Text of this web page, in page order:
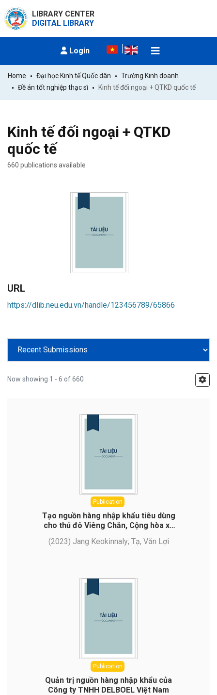
LIBRARY CENTER
DIGITAL LIBRARY
Login
Home Đại học Kinh tế Quốc dân
Trường Kinh doanh
Đề án tốt nghiệp thạc sĩ
Kinh tế đối ngoại + QTKD quốc tế
Kinh tế đối ngoại + QTKD
quốc tế
660 publications available
URL
https://dlib.neu.edu.vn/handle/123456789/65866
Recent Submissions
Now showing 1 - 6 of 660
Publication
Tạo nguồn hàng nhập khẩu tiêu dùng
cho thủ đô Viêng Chăn, Cộng hòa xã
(2023) Jang Keokinnaly; Tạ, Văn Lợi
Publication
Quản trị nguồn hàng nhập khẩu của
Công ty TNHH DELBOEL Việt Nam